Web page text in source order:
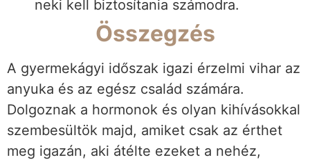
neki kell biztosítania számodra.
Összegzés
A gyermekágyi időszak igazi érzelmi vihar az
anyuka és az egész család számára.
Dolgoznak a hormonok és olyan kihívásokkal
szembesültök majd, amiket csak az érthet
meg igazán, aki átélte ezeket a nehéz,